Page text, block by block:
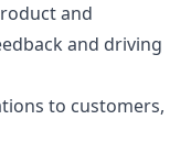
and
and driving
to customers,